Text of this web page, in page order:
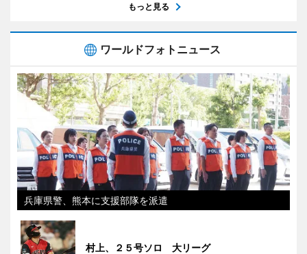
もっと見る
ワールドフォトニュース
兵庫県警、熊本に支援部隊を派遣
村上、２５号ソロ 大リーグ